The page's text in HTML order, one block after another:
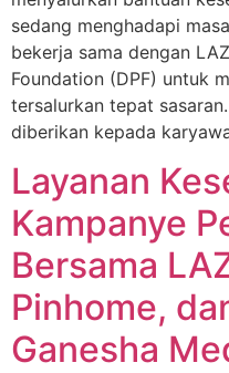
sedang menghadapi
bekerja sama dengan
Foundation (DPF) untuk
tersalurkan tepat
diberikan kepada
Layanan
Kampanye
Bersama
Pinhome,
Ganesha